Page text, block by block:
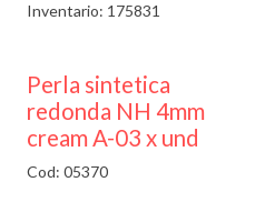
Inventario: 175831
Perla sintetica
redonda NH 4mm
cream A-03 x und
Cod: 05370